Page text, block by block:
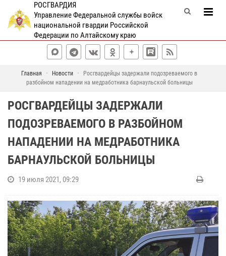
РОСГВАРДИЯ
Управление Федеральной службы войск
национальной гвардии Российской
Федерации по Алтайскому краю
Главная Новости
Росгвардейцы задержали подозреваемого в
разбойном нападении на медработника барнаульской больницы
РОСГВАРДЕЙЦЫ ЗАДЕРЖАЛИ
ПОДОЗРЕВАЕМОГО В РАЗБОЙНОМ
НАПАДЕНИИ НА МЕДРАБОТНИКА
БАРНАУЛЬСКОЙ БОЛЬНИЦЫ
19 июля 2021, 09:29